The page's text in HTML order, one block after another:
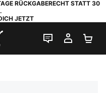
RÜCKGABERECHT STATT 30
JETZT
LIVE-CHAT
MEIN